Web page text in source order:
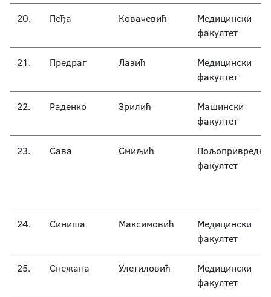
20. Пеђа Ковачевић
Медицински
факултет
21. Предраг Лазић
Медицински
факултет
22. Раденко Зрилић
Машински
факултет
23. Сава Смиљић
Пољопривредни
факултет
24. Синиша Максимовић
Медицински
факултет
25. Снежана Улетиловић
Медицински
факултет